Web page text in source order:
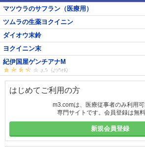
マツウラのサフラン（医療用）
ツムラの生薬ヨクイニン
ダイオウ末鈴
ヨクイニン末
紀伊国屋ゲンチアナM
はじめてご利用の方
m3.comは、医療従事者のみ利用
専門サイトです。会員登録は無料
新規会員登録